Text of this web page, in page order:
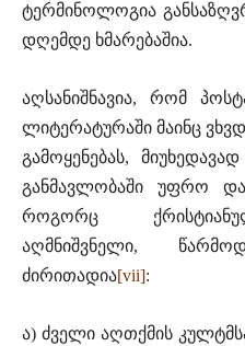
ტერმინოლოგია
დღემდე ხმარებაშია.
აღსანიშნავია, რომ
ლიტერატურაში მაინც
გამოყენებას,
განმავლობაში უფრო
როგორც
აღმნიშვნელი,
ძირითადია[vii]:
ა) ძველი აღთქმის